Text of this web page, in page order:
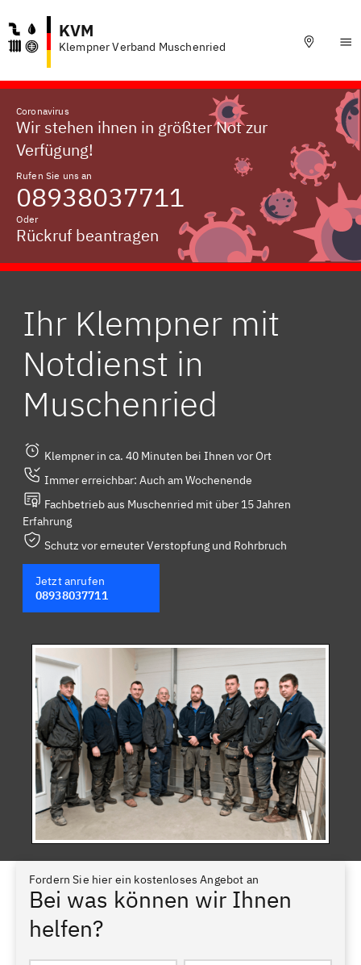
KVM
Klempner Verband Muschenried
Coronavirus
Wir stehen ihnen in größter Not zur
Verfügung!
Rufen Sie uns an
08938037711
Oder
Rückruf beantragen
Ihr Klempner mit
Notdienst in
Muschenried
Klempner in ca. 40 Minuten bei Ihnen vor Ort
Immer erreichbar: Auch am Wochenende
Fachbetrieb aus Muschenried mit über 15 Jahren
Erfahrung
Schutz vor erneuter Verstopfung und Rohrbruch
Jetzt anrufen
08938037711
Fordern Sie hier ein kostenloses Angebot an
Bei was können wir Ihnen
helfen?